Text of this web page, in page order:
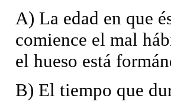
A) La edad en que
comience el mal
el hueso está
B) El tiempo que